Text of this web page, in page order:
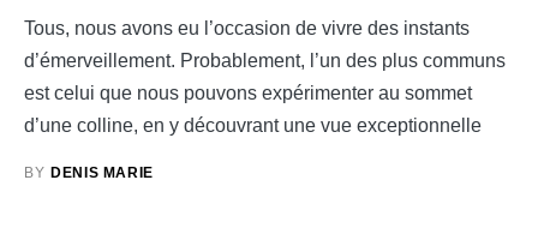
Tous, nous avons eu l’occasion de vivre des instants
d’émerveillement. Probablement, l’un des plus communs
est celui que nous pouvons expérimenter au sommet
d’une colline, en y découvrant une vue exceptionnelle
BY DENIS MARIE